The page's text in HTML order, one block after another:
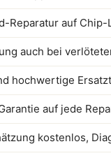
Reparatur auf Chip-
auch bei
hochwertige
auf jede
kostenlos,